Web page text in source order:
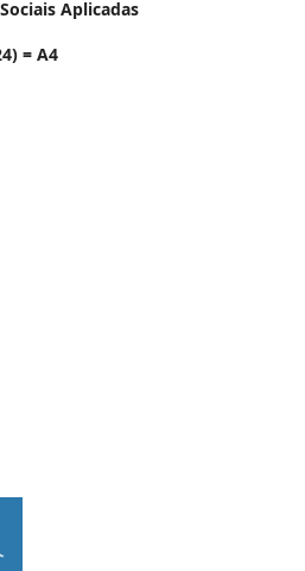
Aplicadas
= A4